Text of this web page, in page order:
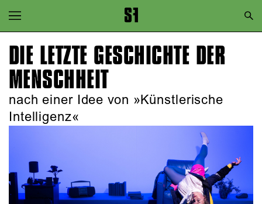
Zur Hauptnavigation springen
Zum Hauptinhalt springen
Zum Footer springen
DIE LETZTE GESCHICHTE DER
MENSCHHEIT
nach einer Idee von »Künstlerische
Intelligenz«